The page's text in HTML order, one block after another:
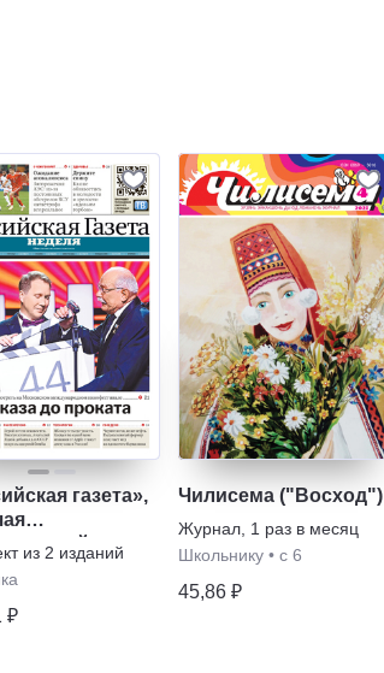
газета»,
«Российской
– Неделя
из 2 изданий
₽
Чилисема ("Восход")
Журнал 1 раз в месяц
Школьнику • с 6
45,86 ₽